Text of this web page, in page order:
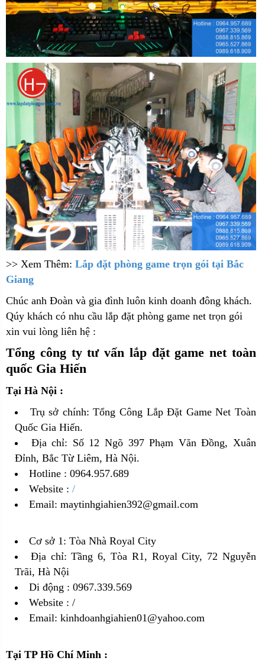
>> Xem Thêm: Lắp đặt phòng game trọn gói tại Bắc
Giang
Chúc anh Đoàn và gia đình luôn kinh doanh đông khách.
Qúy khách có nhu cầu lắp đặt phòng game net trọn gói
xin vui lòng liên hệ :
Tổng công ty tư vấn lắp đặt game net toàn
quốc Gia Hiến
Tại Hà Nội :
Trụ sở chính: Tổng Công Lắp Đặt Game Net Toàn
Quốc Gia Hiến.
Địa chỉ: Số 12 Ngõ 397 Phạm Văn Đồng, Xuân
Đỉnh, Bắc Từ Liêm, Hà Nội.
Hotline : 0964.957.689
Website : /
Email: maytinhgiahien392@gmail.com
Cơ sở 1: Tòa Nhà Royal City
Địa chỉ: Tầng 6, Tòa R1, Royal City, 72 Nguyễn
Trãi, Hà Nội
Di động : 0967.339.569
Website : /
Email: kinhdoanhgiahien01@yahoo.com
Tại TP Hồ Chí Minh :